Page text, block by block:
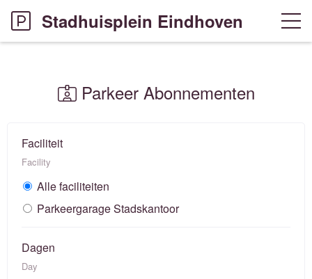
Stadhuisplein Eindhoven
Parkeer Abonnementen
Faciliteit
Facility
Alle faciliteiten
Parkeergarage Stadskantoor
Dagen
Day